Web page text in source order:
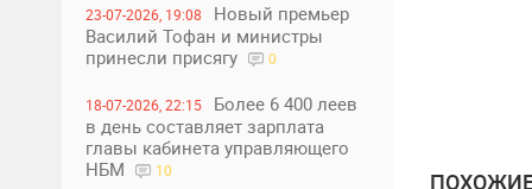
23-07-2026, 19:08
Новый премьер
Василий Тофан и министры
принесли присягу
0
18-07-2026, 22:15
Более 6 400 леев
в день составляет зарплата
главы кабинета управляющего
НБМ
10